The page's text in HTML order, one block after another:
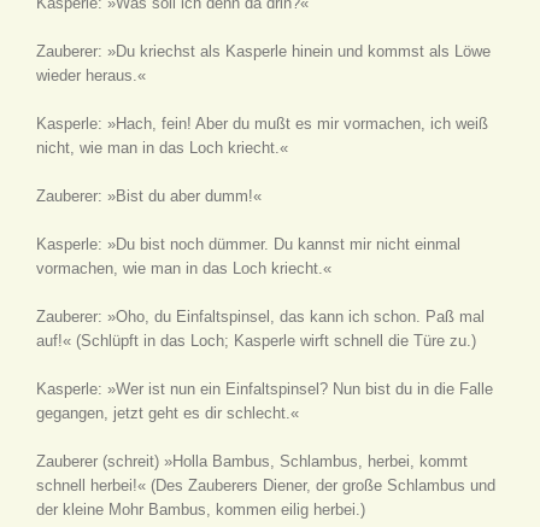
Zauberer: »Du kriechst als Kasperle hinein und kommst als Löwe
wieder heraus.«
Kasperle: »Hach, fein! Aber du mußt es mir vormachen, ich weiß
nicht, wie man in das Loch kriecht.«
Zauberer: »Bist du aber dumm!«
Kasperle: »Du bist noch dümmer. Du kannst mir nicht einmal
vormachen, wie man in das Loch kriecht.«
Zauberer: »Oho, du Einfaltspinsel, das kann ich schon. Paß mal
auf!« (Schlüpft in das Loch; Kasperle wirft schnell die Türe zu.)
Kasperle: »Wer ist nun ein Einfaltspinsel? Nun bist du in die Falle
gegangen, jetzt geht es dir schlecht.«
Zauberer (schreit) »Holla Bambus, Schlambus, herbei, kommt
schnell herbei!« (Des Zauberers Diener, der große Schlambus und
der kleine Mohr Bambus, kommen eilig herbei.)